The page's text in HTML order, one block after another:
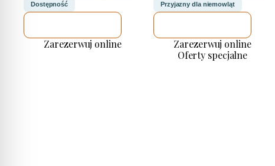
Dostępność
Zarezerwuj online
Przyjazny dla niemowląt
Zarezerwuj online
Oferty specjalne